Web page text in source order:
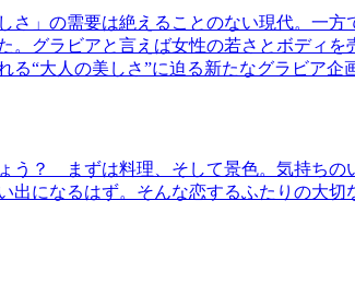
さ」の需要は絶えることのない現代。一
。グラビアと言えば女性の若さとボディ
“大人の美しさ”に迫る新たなグラビア企
う？ まずは料理、そして景色。気持ち
出になるはず。そんな恋するふたりの大